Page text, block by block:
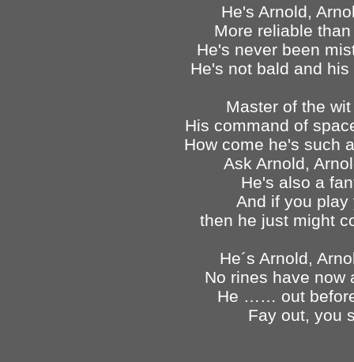
He's Arnold,
More reliable
He's never been
He's not bald and
Master of the
His command of
How come he's such
Ask Arnold,
He's also a
And if you play
then he just might
He´s Arnold,
No rines have now
He …… out
Fay out, you